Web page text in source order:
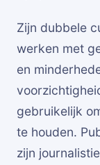
Zijn dubbele
werken met
en
gebruikelijk
te houden.
zijn